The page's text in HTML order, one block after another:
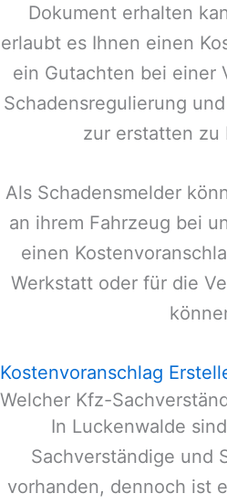
Dokument erhalten
erlaubt es Ihnen einen
ein Gutachten bei einer
Schadensregulierung
zur erstatten zu
Als Schadensmelder
an ihrem Fahrzeug bei
einen
Werkstatt oder für die
Kostenvoranschlag
Welcher Kfz-
In Luckenwalde
Sachverständige und
vorhanden, dennoch ist